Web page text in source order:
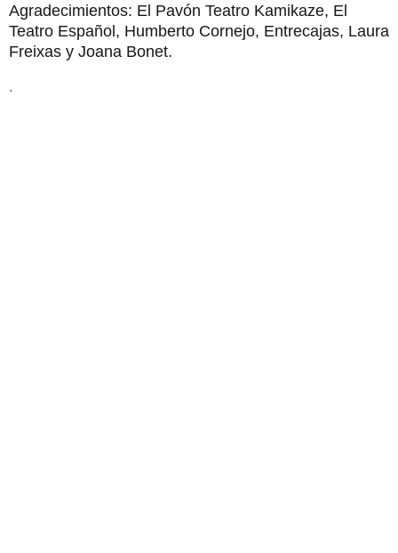
Agradecimientos: El Pavón Teatro Kamikaze, El
Teatro Español, Humberto Cornejo, Entrecajas, Laura
Freixas y Joana Bonet.
.